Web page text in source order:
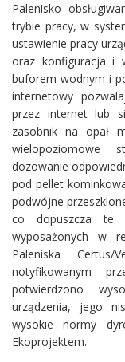
Palenisko
trybie pracy, w
ustawienie pracy
oraz konfiguracja i
buforem wodnym i
internetowy
przez internet lub
zasobnik na opał
wielopoziomowe
dozowanie
pod pellet
podwójne
co dopuszcza te
wyposażonych w
Paleniska
notyfikowanym
potwierdzono
urządzenia, jego
wysokie normy
Ekoprojektem.